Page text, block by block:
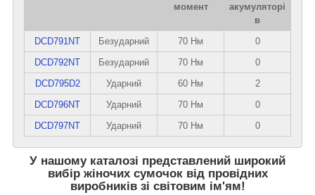
момент
акумуляторі
в
DCD791NT
Безударний 70 Нм
0
DCD792NT
Безударний 70 Нм
0
DCD795D2
Ударний 60 Нм
2
DCD796NT
Ударний 70 Нм
0
DCD797NT
Ударний 70 Нм 0
У нашому каталозі представлений широкий
вибір жіночих сумочок від провідних
виробників зі світовим ім'ям!